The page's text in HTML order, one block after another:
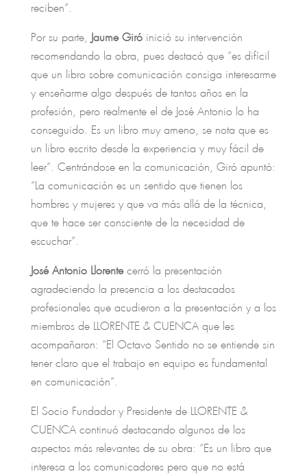
reciben”.
Por su parte,Jaume Giróinició su intervención
recomendando la obra, pues destacó que “es difícil
que un libro sobre comunicación consiga interesarme
y enseñarme algo después de tantos años en la
profesión, pero realmente el de José Antonio lo ha
conseguido. Es un libro muy ameno, se nota que es
un libro escrito desde la experiencia y muy fácil de
leer”. Centrándose en la comunicación, Giró apuntó:
“La comunicación es un sentido que tienen los
hombres y mujeres y que va más allá de la técnica,
que te hace ser consciente de la necesidad de
escuchar”.
José Antonio Llorentecerró la presentación
agradeciendo la presencia a los destacados
profesionales que acudieron a la presentación y a los
miembros de LLORENTE & CUENCA que les
acompañaron: “El Octavo Sentido no se entiende sin
tener claro que el trabajo en equipo es fundamental
en comunicación”.
El Socio Fundador y Presidente de LLORENTE &
CUENCA continuó destacando algunos de los
aspectos más relevantes de su obra: “Es un libro que
interesa a los comunicadores pero que no está